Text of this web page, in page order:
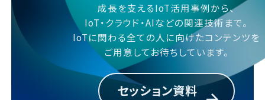
成長を支えるIoT活用事例から、
IoT・クラウド・AIなどの関連技術まで。
IoTに関わる全ての人に向けたコンテンツを
ご用意してお待ちしています。
セッション資料